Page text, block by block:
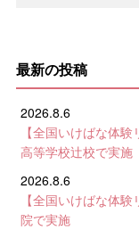
最新の投稿
2026.8.6
【全国いけばな体
高等学校辻校で実施
2026.8.6
【全国いけばな体
院で実施